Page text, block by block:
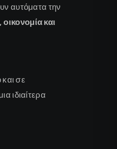
αυτόματα την
και
σε
ιδιαίτερα